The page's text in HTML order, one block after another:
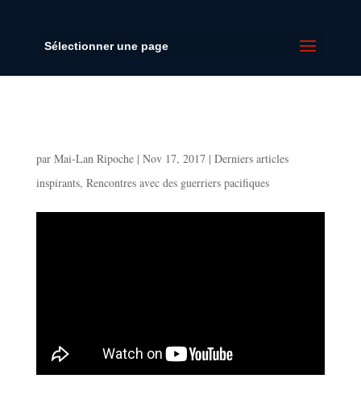
Sélectionner une page
par Mai-Lan Ripoche| Nov 17, 2017| Derniers articles
inspirants, Rencontres avec des guerriers pacifiques